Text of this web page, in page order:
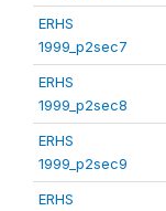
ERHS
1999_p2sec7
ERHS
1999_p2sec8
ERHS
1999_p2sec9
ERHS